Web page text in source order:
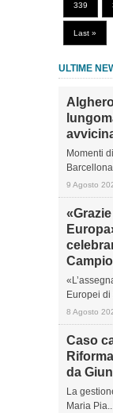
339
Last »
ULTIME
Momenti
9 Agosto
Europei
8 Agosto
Caso
da
La
Maria